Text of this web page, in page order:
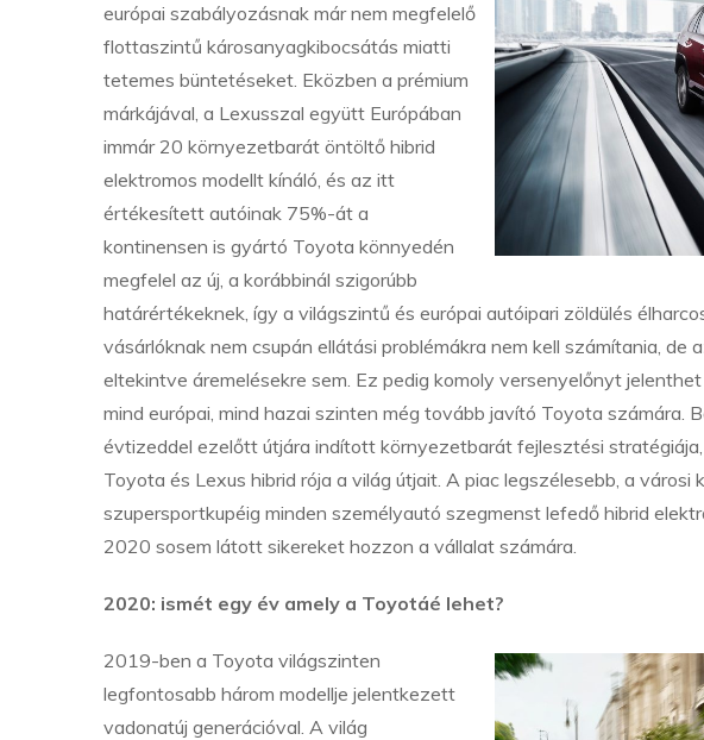
európai szabályozásnak már nem megfelelő
flottaszintű károsanyagkibocsátás miatti
tetemes büntetéseket. Eközben a prémium
márkájával, a Lexusszal együtt Európában
immár 20 környezetbarát öntöltő hibrid
elektromos modellt kínáló, és az itt
értékesített autóinak 75%-át a
kontinensen is gyártó Toyota könnyedén
megfelel az új, a korábbinál szigorúbb
határértékeknek, így a világszintű és európai autóipari zöldülés
vásárlóknak nem csupán ellátási problémákra nem kell számítania,
eltekintve áremelésekre sem. Ez pedig komoly versenyelőnyt
mind európai, mind hazai szinten még tovább javító Toyota
évtizeddel ezelőtt útjára indított környezetbarát fejlesztési
Toyota és Lexus hibrid rója a világ útjait. A piac legszélesebb, a városi
szupersportkupéig minden személyautó szegmenst lefedő hibrid
2020 sosem látott sikereket hozzon a vállalat számára.
2020: ismét egy év amely a Toyotáé lehet?
2019-ben a Toyota világszinten
legfontosabb három modellje jelentkezett
vadonatúj generációval. A világ